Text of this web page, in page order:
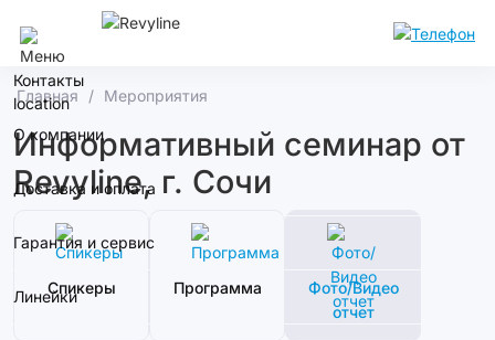
Контакты
О компании
Доставка и оплата
Гарантия и сервис
Линейки
Главная Мероприятия
Информативный семинар от
Revyline, г. Сочи
Спикеры Программа
Фото/Видео
отчет